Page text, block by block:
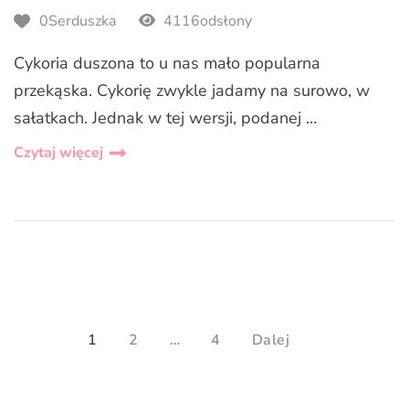
0Serduszka 4116odsłony
Cykoria duszona to u nas mało popularna
przekąska. Cykorię zwykle jadamy na surowo, w
sałatkach. Jednak w tej wersji, podanej …
Czytaj więcej
wpisówPAGE
1 PAGE
2 … PAGE
4 Dalej